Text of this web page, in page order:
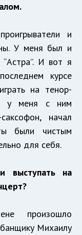
и
У меня был и
И вот я
курсе
на тенор-
у меня с ним
начал
были чистым
для себя.
выступать на
произошло
Михаилу